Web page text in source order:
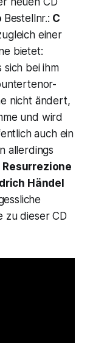
Bestellnr.: C
einer
bietet:
sich bei ihm
nicht ändert,
und wird
auch ein
allerdings
Resurrezione
Händel
zu dieser CD